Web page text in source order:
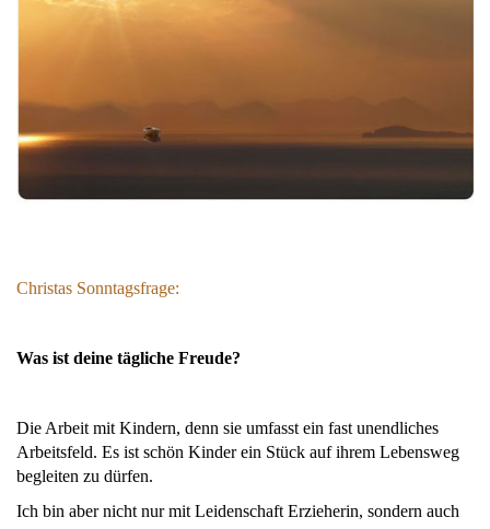
Christas Sonntagsfrage:
Was ist deine tägliche Freude?
Die Arbeit mit Kindern, denn sie umfasst ein fast unendliches
Arbeitsfeld. Es ist schön Kinder ein Stück auf ihrem Lebensweg
begleiten zu dürfen.
Ich bin aber nicht nur mit Leidenschaft Erzieherin, sondern auch